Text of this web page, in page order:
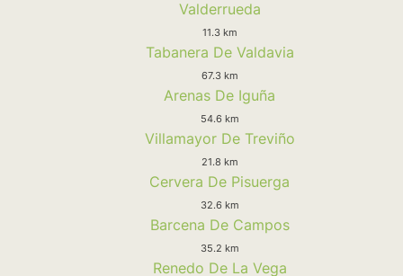
Valderrueda
11.3 km
Tabanera De Valdavia
67.3 km
Arenas De Iguña
54.6 km
Villamayor De Treviño
21.8 km
Cervera De Pisuerga
32.6 km
Barcena De Campos
35.2 km
Renedo De La Vega